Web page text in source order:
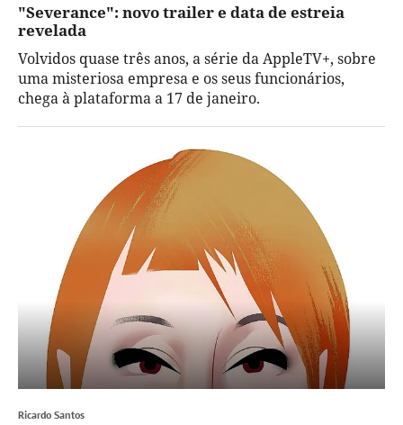
"Severance": novo trailer e data de estreia
revelada
Volvidos quase três anos, a série da AppleTV+, sobre
uma misteriosa empresa e os seus funcionários,
chega à plataforma a 17 de janeiro.
Ricardo Santos